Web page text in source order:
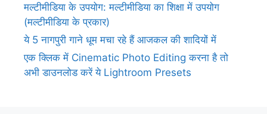
मल्टीमीडिया के उपयोग: मल्टीमीडिया का शिक्षा में उपयोग
(मल्टीमीडिया के प्रकार)
ये 5 नागपुरी गाने धूम मचा रहे हैं आजकल की शादियों में
एक क्लिक में Cinematic Photo Editing करना है तो
अभी डाउनलोड करें ये Lightroom Presets